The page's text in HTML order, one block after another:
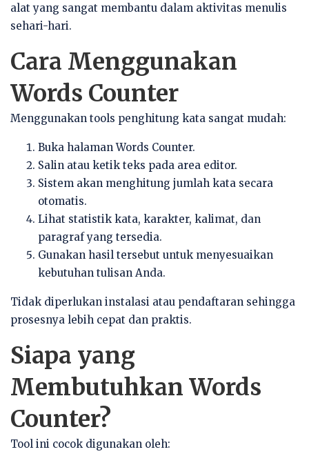
alat yang sangat membantu dalam aktivitas menulis
sehari-hari.
Cara Menggunakan
Words Counter
Menggunakan tools penghitung kata sangat mudah:
Buka halaman Words Counter.
Salin atau ketik teks pada area editor.
Sistem akan menghitung jumlah kata secara
otomatis.
Lihat statistik kata, karakter, kalimat, dan
paragraf yang tersedia.
Gunakan hasil tersebut untuk menyesuaikan
kebutuhan tulisan Anda.
Tidak diperlukan instalasi atau pendaftaran sehingga
prosesnya lebih cepat dan praktis.
Siapa yang
Membutuhkan Words
Counter?
Tool ini cocok digunakan oleh: